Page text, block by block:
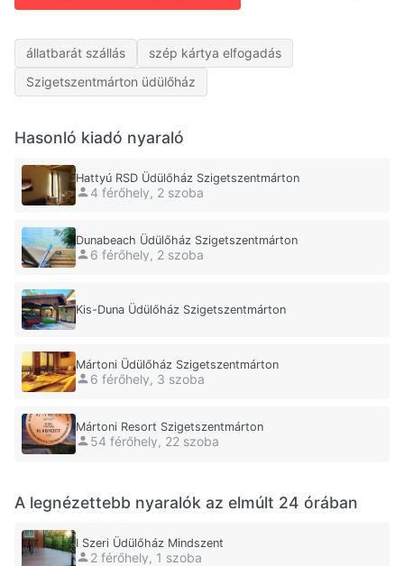
állatbarát szállás
szép kártya elfogadás
Szigetszentmárton üdülőház
Hasonló kiadó nyaraló
Hattyú RSD Üdülőház Szigetszentmárton
4 férőhely, 2 szoba
Dunabeach Üdülőház Szigetszentmárton
6 férőhely, 2 szoba
Kis-Duna Üdülőház Szigetszentmárton
Mártoni Üdülőház Szigetszentmárton
6 férőhely, 3 szoba
Mártoni Resort Szigetszentmárton
54 férőhely, 22 szoba
A legnézettebb nyaralók az elmúlt 24 órában
I Szeri Üdülőház Mindszent
2 férőhely, 1 szoba